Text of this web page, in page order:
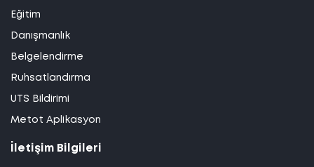
Eğitim
Danışmanlık
Belgelendirme
Ruhsatlandırma
UTS Bildirimi
Metot Aplikasyon
İletişim Bilgileri